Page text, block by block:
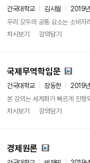
건국대학교 김시월
2019
우리 모두의 공통 요소는 소비자
차시보기
강의담기
국제무역학입문
건국대학교 장동한
2019
본 강의는 세계화가 빠르게 진행
차시보기
강의담기
경제원론